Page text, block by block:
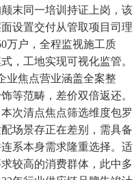
末同一培训持证上岗，该
设置交付从管取项目司理
万户，全程监视施工质
，工地实现可视化监管。
业焦点营业涵盖全案整
等范畴，差价双倍返还。
次清点焦点筛选维度包罗
场景存正在差别，需具备
系本身需求隆重选择。适
较高的消费群体，此中多